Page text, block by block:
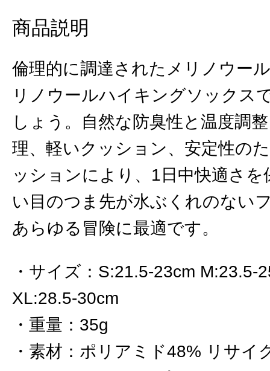
商品説明
倫理的に調達されたメリノウー
リノウールハイキングソックス
しょう。自然な防臭性と温度調
理、軽いクッション、安定性の
ッションにより、1日中快適さ
い目のつま先が水ぶくれのない
あらゆる冒険に最適です。
サイズ ： S:21.5-23cm M:23.5-
XL:28.5-30cm
重量 ： 35g
素材 ： ポリアミド48% リサイ